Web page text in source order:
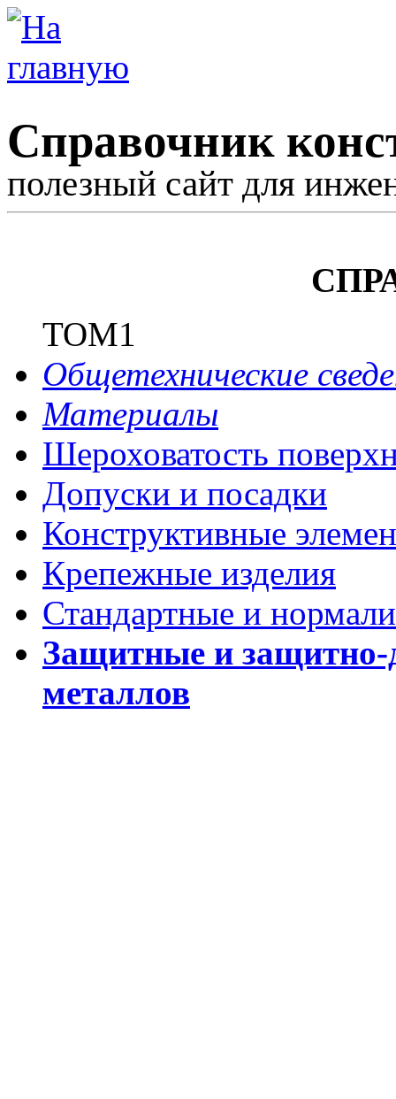
Справочник
полезный сайт для
ТОМ1
Общетехнические
Материалы
Шероховатость
Допуски и посадки
Конструктивные
Крепежные изделия
Стандартные и
Защитные и защитно-
металлов